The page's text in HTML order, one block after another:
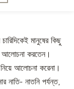
মানুষের কিছু
আলোচনা করতেন।
আলোচনা করেনা।
নাতি- নাতনি পর্যন্ত,